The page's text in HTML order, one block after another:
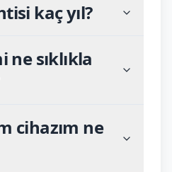
kaç yıl?
sıklıkla
cihazım ne